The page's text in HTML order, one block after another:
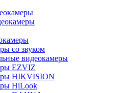
со звуком
видеокамеры
EZVIZ
HIKVISION
HiLook